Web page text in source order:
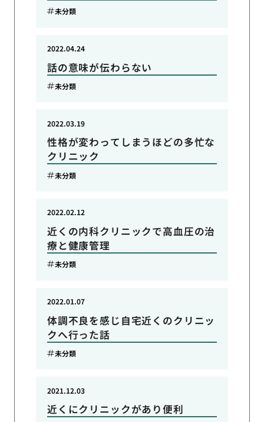
未分類
話の意味が伝わらない
2022.04.24
未分類
性格が変わってしまうほどの多忙な
クリニック
2022.03.19
未分類
近くの内科クリニックで高血圧の治
療と健康管理
2022.02.12
未分類
体調不良を感じ自宅近くのクリニッ
クへ行った話
2022.01.07
未分類
近くにクリニックがあり便利
2021.12.03